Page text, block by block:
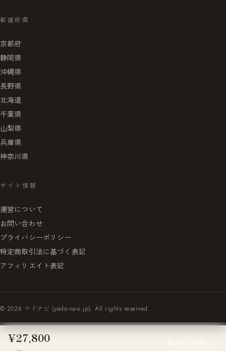
¥27,800
都道府県
京都府
静岡県
沖縄県
長野県
北海道
千葉県
山梨県
兵庫県
神奈川県
サイト情報
運営について
お問い合わせ
プライバシーポリシー
特定商取引法に基づく表記
アフィリエイト表記
© 2026 ヤドナビ (yado-navi.jp). All rights reserved.